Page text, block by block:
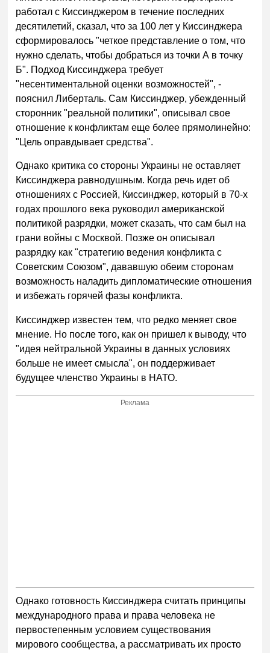
работал с Киссинджером в течение последних
десятилетий, сказал, что за 100 лет у Киссинджера
сформировалось "четкое представление о том, что
нужно сделать, чтобы добраться из точки А в точку
Б". Подход Киссинджера требует
"несентиментальной оценки возможностей", -
пояснил Либерталь. Сам Киссинджер, убежденный
сторонник "реальной политики", описывал свое
отношение к конфликтам еще более прямолинейно:
"Цель оправдывает средства".
Однако критика со стороны Украины не оставляет
Киссинджера равнодушным. Когда речь идет об
отношениях с Россией, Киссинджер, который в 70-х
годах прошлого века руководил американской
политикой разрядки, может сказать, что сам был на
грани войны с Москвой. Позже он описывал
разрядку как "стратегию ведения конфликта с
Советским Союзом", дававшую обеим сторонам
возможность наладить дипломатические отношения
и избежать горячей фазы конфликта.
Киссинджер известен тем, что редко меняет свое
мнение. Но после того, как он пришел к выводу, что
"идея нейтральной Украины в данных условиях
больше не имеет смысла", он поддерживает
будущее членство Украины в НАТО.
Реклама
Однако готовность Киссинджера считать принципы
международного права и права человека не
первостепенным условием существования
мирового сообщества, а рассматривать их просто